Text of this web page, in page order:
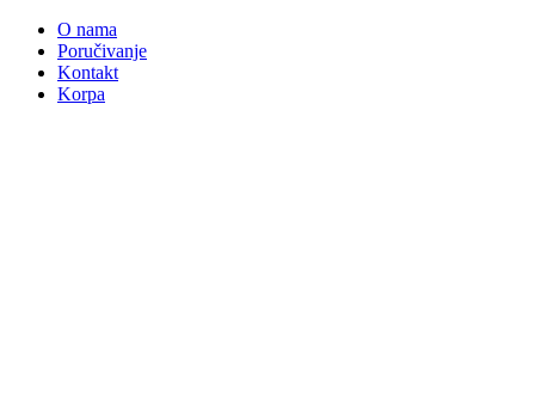
O nama
Poručivanje
Kontakt
Korpa